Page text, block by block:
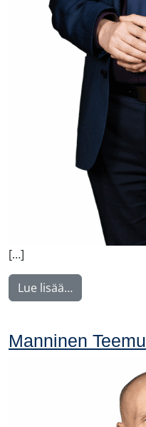
[…]
Lue lisää…
Manninen Teemu